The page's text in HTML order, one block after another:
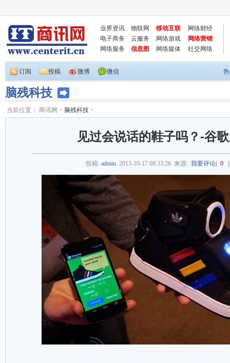
业界资讯 物联网 移动互联
网络财经
电子商务
云服务 网络游戏
网络营销
网络服务
信息图 网络媒体 社交网络
订阅 投稿 微博 微信
脑残科技
当前位置： 商讯网 > 脑残科技 >
见过会说话的鞋子吗？-谷
投稿: admin 2013-10-17 08:33:26 来源: 我要评论( 0